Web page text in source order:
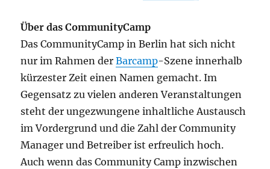
Über das CommunityCamp
Das CommunityCamp in Berlin hat sich nicht
nur im Rahmen derBarcamp-Szene innerhalb
kürzester Zeit einen Namen gemacht. Im
Gegensatz zu vielen anderen Veranstaltungen
steht der ungezwungene inhaltliche Austausch
im Vordergrund und die Zahl der Community
Manager und Betreiber ist erfreulich hoch.
Auch wenn das Community Camp inzwischen